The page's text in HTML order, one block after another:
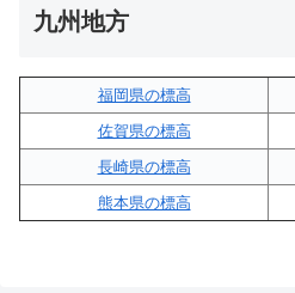
九州地方
福岡県の標高
佐賀県の標高
長崎県の標高
熊本県の標高